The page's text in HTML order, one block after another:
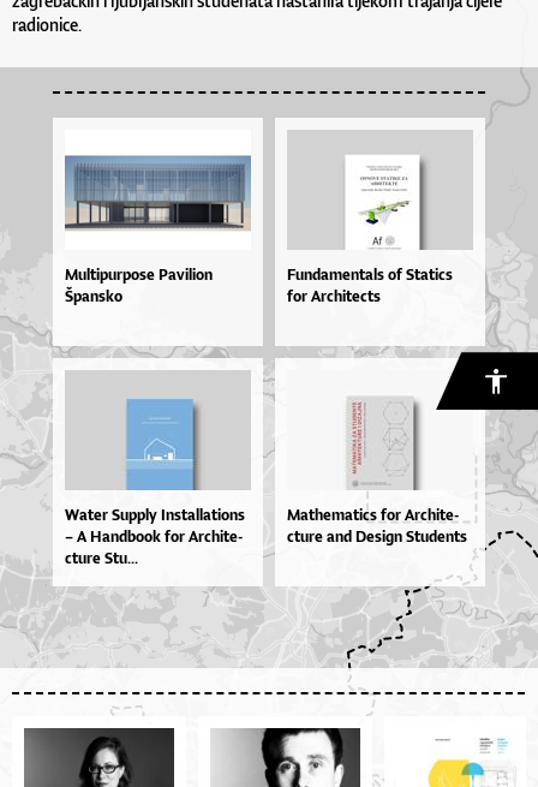
radionice.
Multipurpose Pavilion
Špansko
Fundamentals of Statics
for Architects
Wa­ter Sup­ply In­stal­la­ti­o­ns
– A Han­dbo­ok for Ar­chi­te­
ctu­re Stu...
Mat­he­ma­ti­cs for Ar­chi­te­
ctu­re and De­si­gn Stu­den­ts